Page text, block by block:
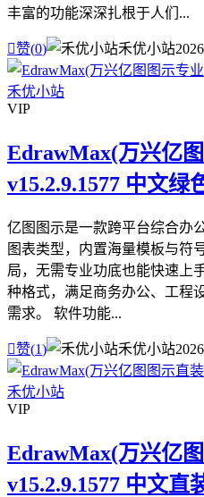
丰富的功能深深扎根于人们...
赞(0) 禾优小站
VIP
EdrawMax(万兴亿
v15.2.9.1577 中文绿
亿图图示是一款跨平台综合办
图表类型，内置海量模板与符
局，无需专业功底也能快速上
种格式，满足商务办公、工程
需求。 软件功能...
赞(1) 禾优小站
VIP
EdrawMax(万兴亿
v15.2.9.1577 中文直